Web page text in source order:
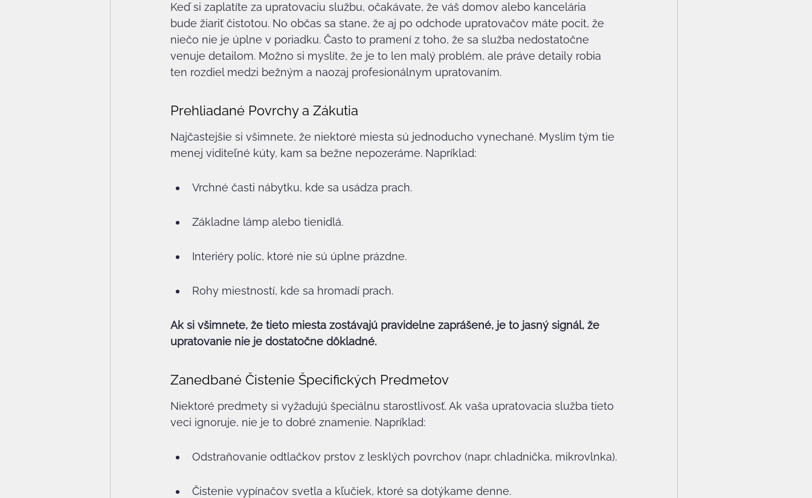
Keď si zaplatíte za upratovaciu službu, očakávate, že váš domov alebo kancelária
bude žiariť čistotou. No občas sa stane, že aj po odchode upratovačov máte pocit, že
niečo nie je úplne v poriadku. Často to pramení z toho, že sa služba nedostatočne
venuje detailom. Možno si myslíte, že je to len malý problém, ale práve detaily robia
ten rozdiel medzi bežným a naozaj profesionálnym upratovaním.
Prehliadané Povrchy a Zákutia
Najčastejšie si všimnete, že niektoré miesta sú jednoducho vynechané. Myslím tým tie
menej viditeľné kúty, kam sa bežne nepozeráme. Napríklad:
Vrchné časti nábytku, kde sa usádza prach.
Základne lámp alebo tienidlá.
Interiéry políc, ktoré nie sú úplne prázdne.
Rohy miestností, kde sa hromadí prach.
Ak si všimnete, že tieto miesta zostávajú pravidelne zaprášené, je to jasný signál, že
upratovanie nie je dostatočne dôkladné.
Zanedbané Čistenie Špecifických Predmetov
Niektoré predmety si vyžadujú špeciálnu starostlivosť. Ak vaša upratovacia služba tieto
veci ignoruje, nie je to dobré znamenie. Napríklad:
Odstraňovanie odtlačkov prstov z lesklých povrchov (napr. chladnička, mikrovlnka).
Čistenie vypínačov svetla a kľučiek, ktoré sa dotýkame denne.